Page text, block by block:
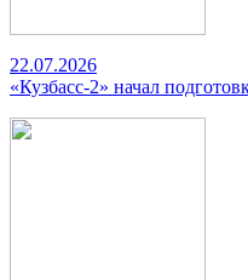
22.07.2026
«Кузбасс-2» начал